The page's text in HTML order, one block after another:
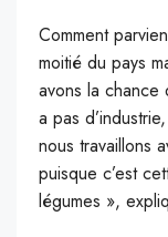
Comment
moitié du pays
avons la chance
a pas
nous travaillons
puisque c’est
légumes »,